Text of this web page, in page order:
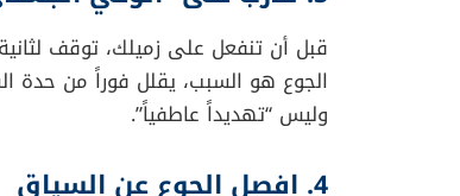
5 استراتيجيات لتجنب التحول لـ “وحش” عند الجوع
بناءً على نتائج الدراسة ونصائح